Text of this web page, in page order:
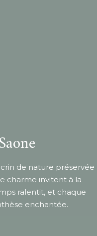
de nature préservée
charme invitent à la
ralentit, et chaque
enchantée.